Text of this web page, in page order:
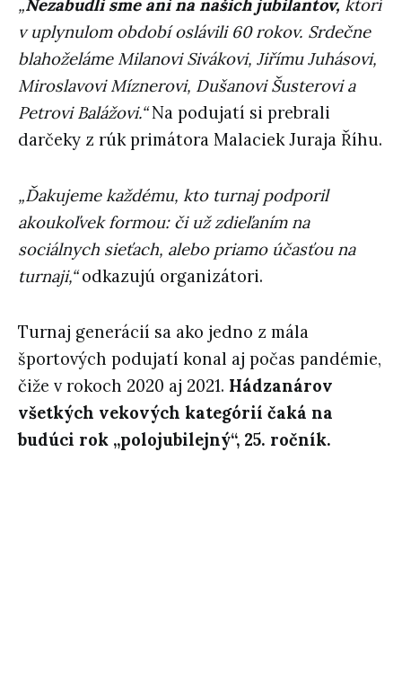
„Nezabudli sme ani na našich jubilantov, ktorí
v uplynulom období oslávili 60 rokov. Srdečne
blahoželáme Milanovi Sivákovi, Jiřímu Juhásovi,
Miroslavovi Míznerovi, Dušanovi Šusterovi a
Petrovi Balážovi.“Na podujatí si prebrali
darčeky z rúk primátora Malaciek Juraja Říhu.
„Ďakujeme každému, kto turnaj podporil
akoukoľvek formou: či už zdieľaním na
sociálnych sieťach, alebo priamo účasťou na
turnaji,“odkazujú organizátori.
Turnaj generácií sa ako jedno z mála
športových podujatí konal aj počas pandémie,
čiže v rokoch 2020 aj 2021. Hádzanárov
všetkých vekových kategórií čaká na
budúci rok „polojubilejný“, 25. ročník.